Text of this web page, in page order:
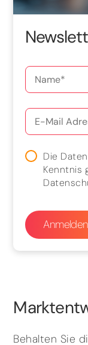
Die
Kenntnis
Anmelden
Behalten Sie